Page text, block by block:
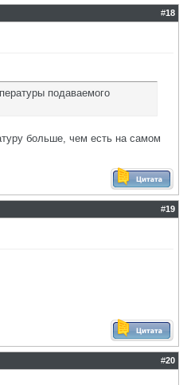
#18
подаваемого
больше, чем есть на самом
#19
#20